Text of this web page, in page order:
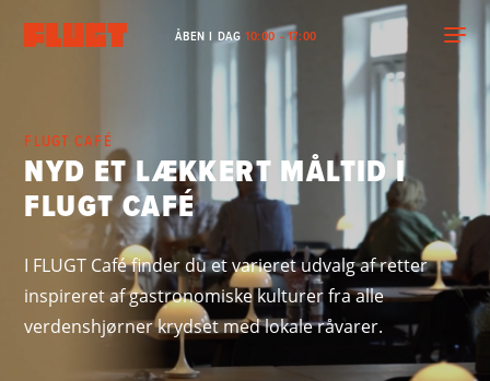
ÅBEN I DAG10:00 - 17:00
FLUGT CAFÉ
NYD ET LÆKKERT MÅLTID I
FLUGT CAFÉ
I FLUGT Café finder du et varieret udvalg af retter
inspireret af gastronomiske kulturer fra alle
verdenshjørner krydset med lokale råvarer.